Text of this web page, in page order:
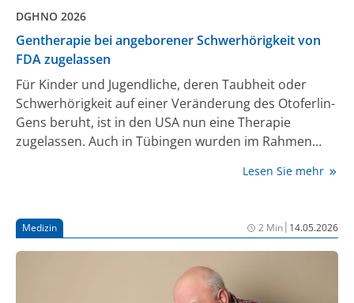
DGHNO 2026
Gentherapie bei angeborener Schwerhörigkeit von
FDA zugelassen
Für Kinder und Jugendliche, deren Taubheit oder
Schwerhörigkeit auf einer Veränderung des Otoferlin-
Gens beruht, ist in den USA nun eine Therapie
zugelassen. Auch in Tübingen wurden im Rahmen
Lesen Sie mehr
Medizin 2 Min| 14.05.2026